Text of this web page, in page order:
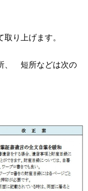
り上げます。
、 短所などは次の